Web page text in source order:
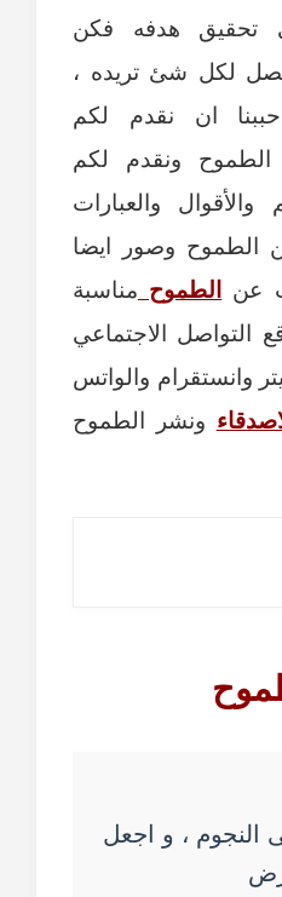
تحقيق هدفه فكن
لكل شئ تريده ،
ان نقدم لكم
ونقدم لكم
والعبارات
الطموح وصور ايضا
عن
الطموح مناسبة
التواصل الاجتماعي
وانستقرام والواتس
ونشر الطموح
النجوم ، و اجعل